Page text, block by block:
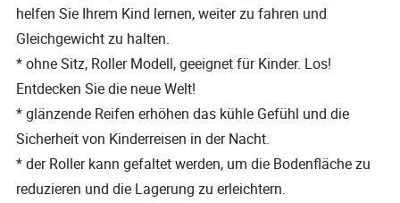
helfen Sie Ihrem Kind lernen, weiter zu fahren und
Gleichgewicht zu halten.
* ohne Sitz, Roller Modell, geeignet für Kinder. Los!
Entdecken Sie die neue Welt!
* glänzende Reifen erhöhen das kühle Gefühl und die
Sicherheit von Kinderreisen in der Nacht.
* der Roller kann gefaltet werden, um die Bodenfläche zu
reduzieren und die Lagerung zu erleichtern.